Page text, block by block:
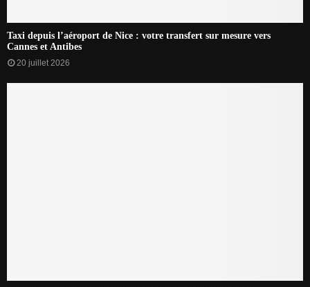
Taxi depuis l’aéroport de Nice : votre transfert sur mesure vers
Cannes et Antibes
20 juillet 2026